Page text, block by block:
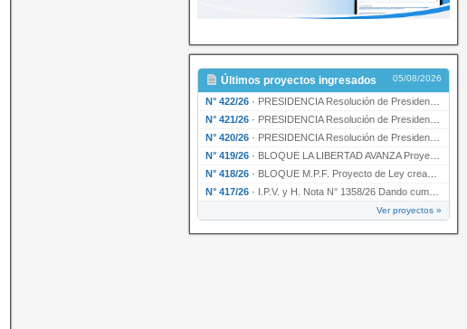
Últimos proyectos ingresados 05/08/2026
N° 422/26 · PRESIDENCIA Resolución de Presidencia N° 200/26 para su ratificación.
N° 421/26 · PRESIDENCIA Resolución de Presidencia N° 199/26 para su ratificación.
N° 420/26 · PRESIDENCIA Resolución de Presidencia N° 198/26 para su ratificación.
N° 419/26 · BLOQUE LA LIBERTAD AVANZA Proyecto de Ley declarando la esencialidad del servicio educativ…
N° 418/26 · BLOQUE M.P.F. Proyecto de Ley creando el Ente Único Regulador de servicios públicos de la …
N° 417/26 · I.P.V. y H. Nota N° 1358/26 Dando cumplimiento al artículo 29 de la Ley provincial N° 1399…
Ver proyectos »